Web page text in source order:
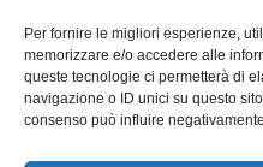
Per fornire le migliori esperienze,
memorizzare e/o accedere alle
queste tecnologie ci permetterà di
navigazione o ID unici su questo
consenso può influire
Contattaci: